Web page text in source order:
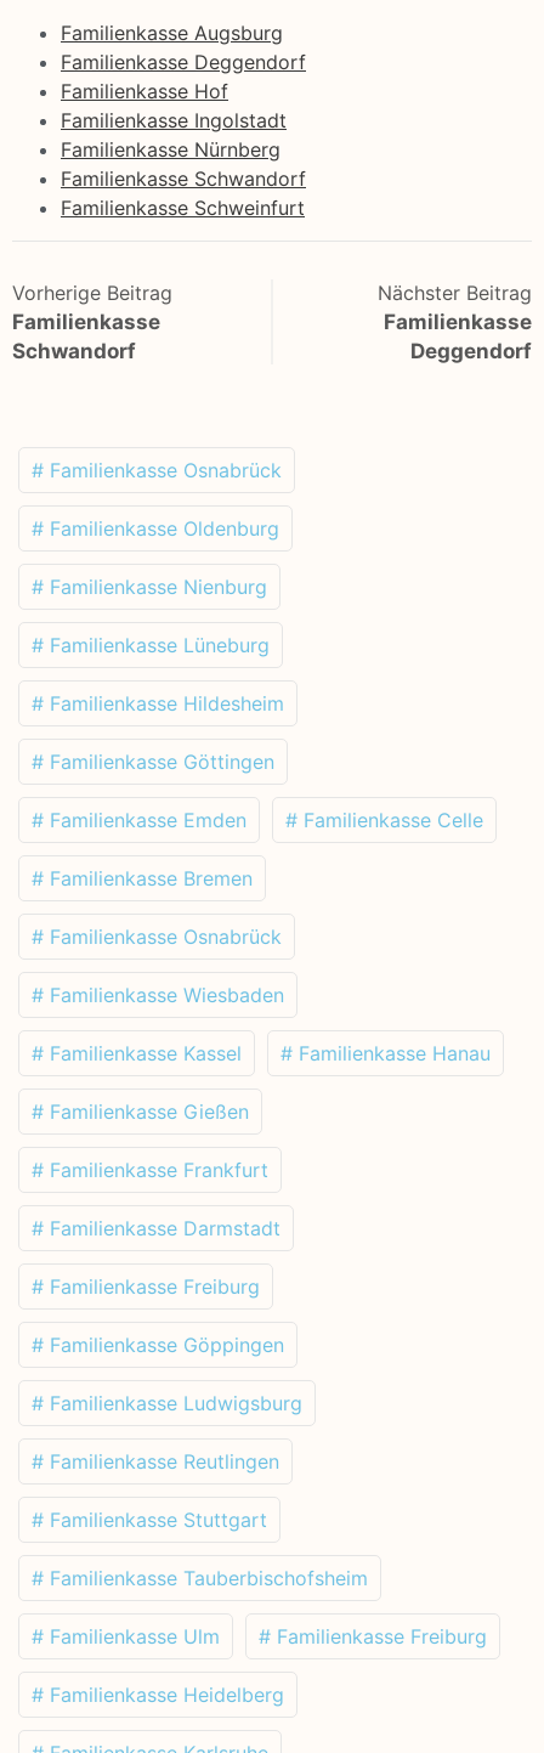
Familienkasse Augsburg
Familienkasse Deggendorf
Familienkasse Hof
Familienkasse Ingolstadt
Familienkasse Nürnberg
Familienkasse Schwandorf
Familienkasse Schweinfurt
Vorherige Beitrag
Familienkasse
Schwandorf
Nächster Beitrag
Familienkasse
Deggendorf
# Familienkasse Osnabrück
# Familienkasse Oldenburg
# Familienkasse Nienburg
# Familienkasse Lüneburg
# Familienkasse Hildesheim
# Familienkasse Göttingen
# Familienkasse Emden # Familienkasse Celle
# Familienkasse Bremen
# Familienkasse Osnabrück
# Familienkasse Wiesbaden
# Familienkasse Kassel # Familienkasse Hanau
# Familienkasse Gießen
# Familienkasse Frankfurt
# Familienkasse Darmstadt
# Familienkasse Freiburg
# Familienkasse Göppingen
# Familienkasse Ludwigsburg
# Familienkasse Reutlingen
# Familienkasse Stuttgart
# Familienkasse Tauberbischofsheim
# Familienkasse Ulm # Familienkasse Freiburg
# Familienkasse Heidelberg